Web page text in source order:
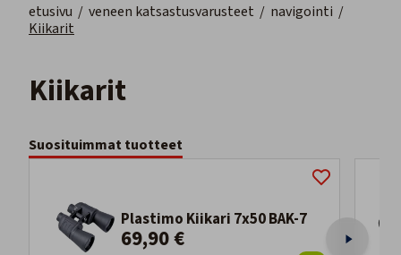
etusivu / veneen katsastusvarusteet / navigointi /
Kiikarit
Kiikarit
Suosituimmat tuotteet
Plastimo Kiikari 7x50 BAK-7
69,90 €